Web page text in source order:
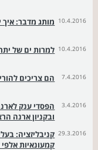
10.4.2016 מותג מדבר: איך
10.4.2016 למרות ים של
7.4.2016 הם צריכים
3.4.2016
הפסדי ענק
ובקניון ארנה
29.3.2016 קניבליזציה:
קמעונאיות